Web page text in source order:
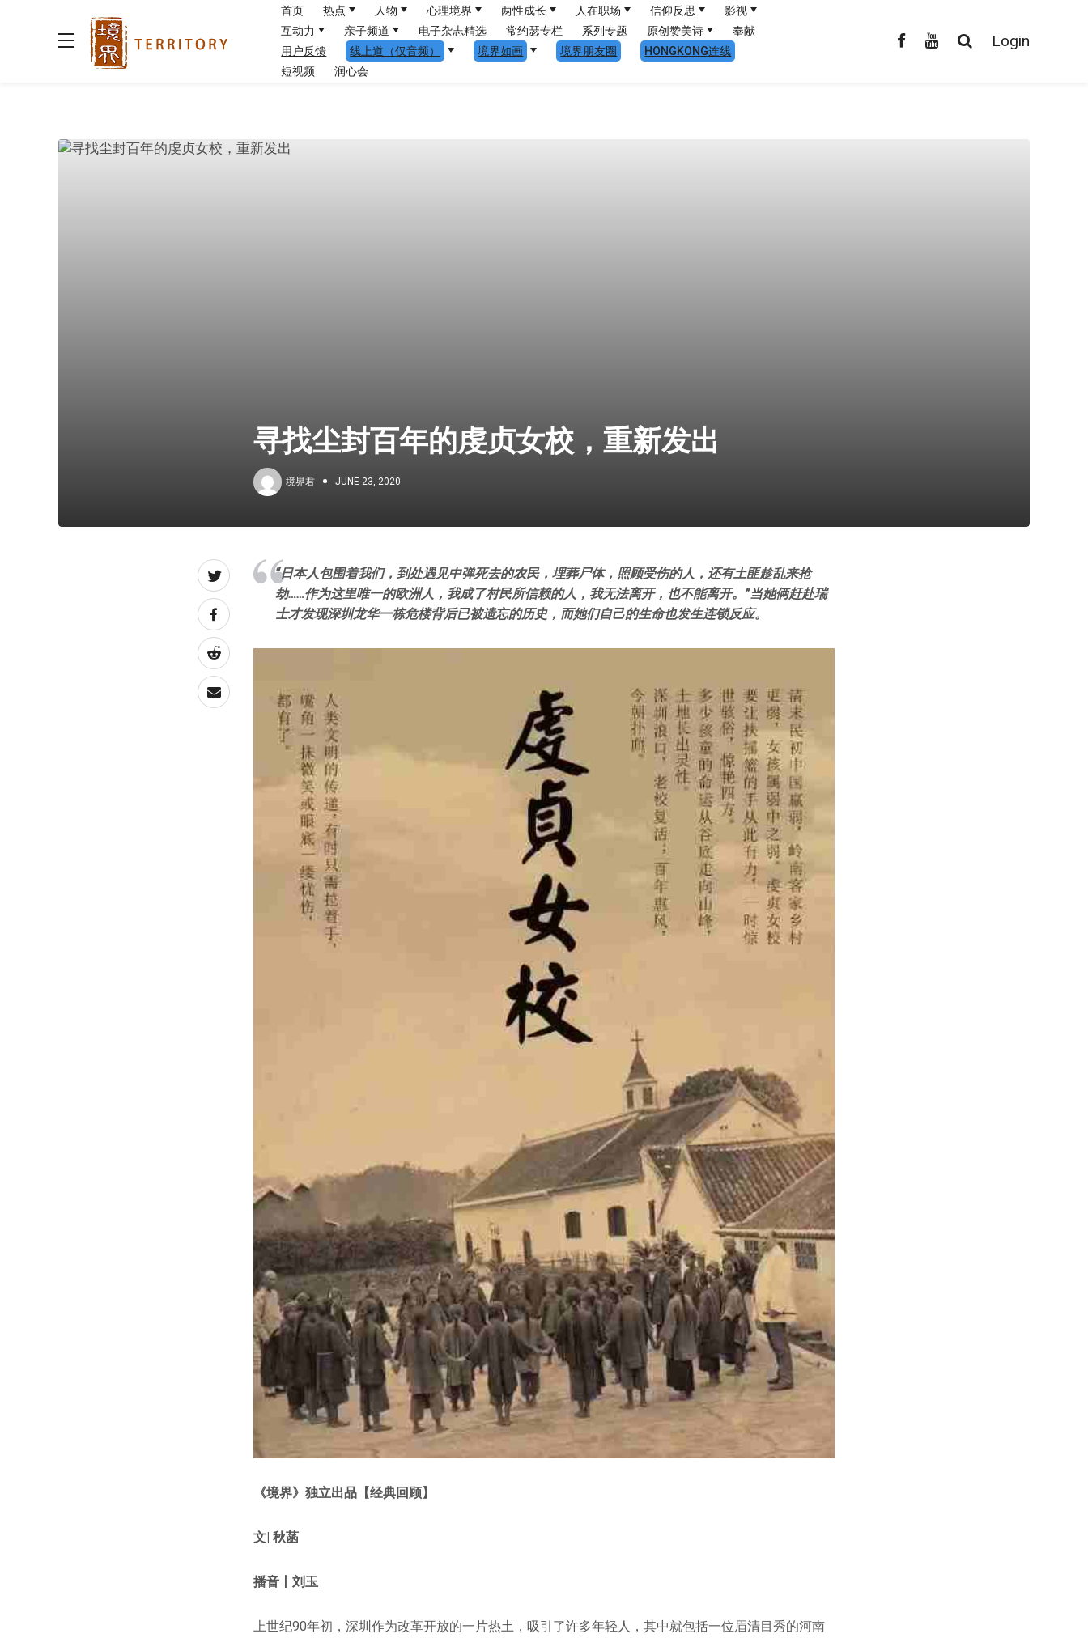
首页 热点 人物 心理境界 两性成长 人在职场 信仰反思
影视
互动力
亲子频道 电子杂志精选 常约瑟专栏 系列专题 原创赞美诗
奉献
用户反馈
线上道（仅音频） 境界如画 境界朋友圈
HONGKONG连线
短视频
润心会
Login
寻找尘封百年的虔贞女校，重新发出
境界君 JUNE 23, 2020
“日本人包围着我们，到处遇见中弹死去的农民，埋葬尸体，照顾受伤的人，还有土匪趁乱来抢
劫……作为这里唯一的欧洲人，我成了村民所信赖的人，我无法离开，也不能离开。”当她俩赶赴瑞
士才发现深圳龙华一栋危楼背后已被遗忘的历史，而她们自己的生命也发生连锁反应。
《境界》独立出品 【经典回顾】
文 | 秋菡
播音丨刘玉
上世纪90年初，深圳作为改革开放的一片热土，吸引了许多年轻人，其中就包括一位眉清目秀的河南